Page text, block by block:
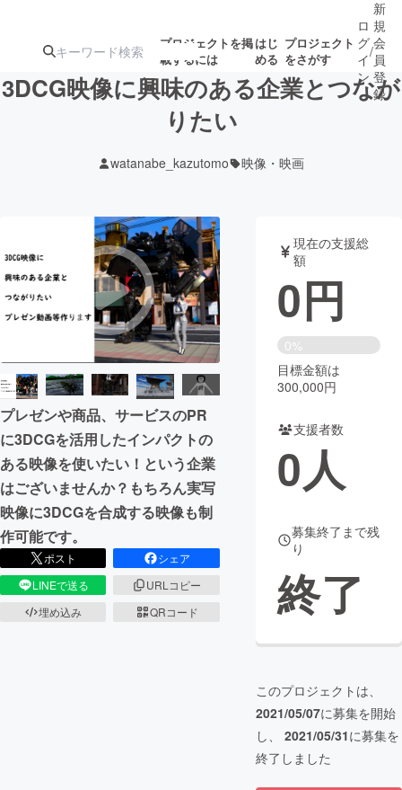
プロジェクトを掲
載するには
はじ
める
プロジェクト
をさがす
ターン
ジェクト
募集終了が近いプ
ロジェクト
アート・写真 音楽
テクノロジー・ガジェット ゲーム・サ
映像・映画 書籍・雑誌
ビジネス・起業 チャレンジ
まちづくり・地域活性化
CAMPFIRE for Social Good
CAMPFIRE Creation
CAMPFIREふるさと納税machi-ya
ロ
グ
イ
ン
/
新
規
会
員
登
録
3DCG映像に興味のある企業とつなが
りたい
watanabe_kazutomo 映像・映画
プレゼンや商品、サービスのPR
に3DCGを活用したインパクトの
ある映像を使いたい！という企業
はございませんか？もちろん実写
映像に3DCGを合成する映像も制
作可能です。
ポスト
シェア
LINEで送る
URLコピー
埋め込み
QRコード
現在の支援総
額
0円
0%
目標金額は
300,000円
支援者数
0人
募集終了まで残
り
終了
このプロジェクトは、
2021/05/07に募集を開始
し、 2021/05/31に募集を
終了しました